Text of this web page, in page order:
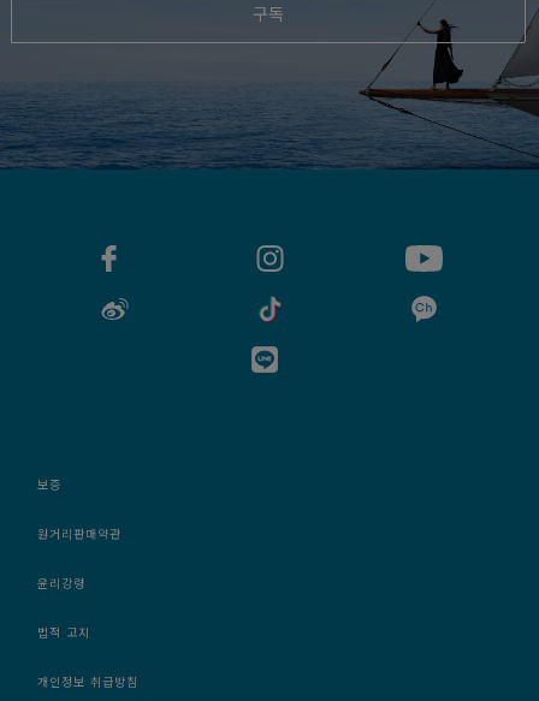
구독
보증
원거리판매약관
윤리강령
법적 고지
개인정보 취급방침